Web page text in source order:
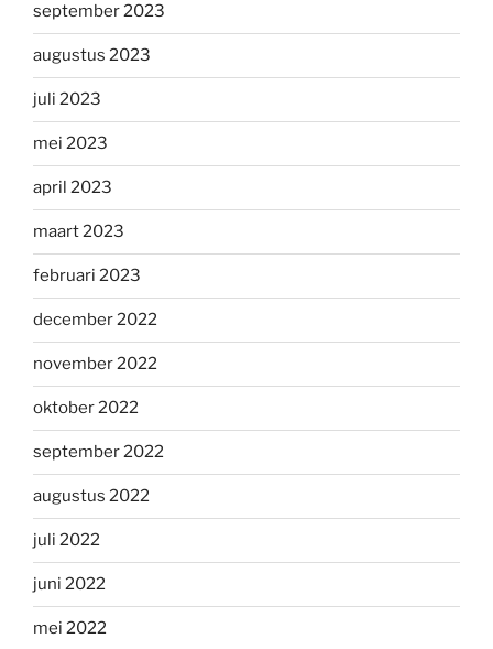
september 2023
augustus 2023
juli 2023
mei 2023
april 2023
maart 2023
februari 2023
december 2022
november 2022
oktober 2022
september 2022
augustus 2022
juli 2022
juni 2022
mei 2022